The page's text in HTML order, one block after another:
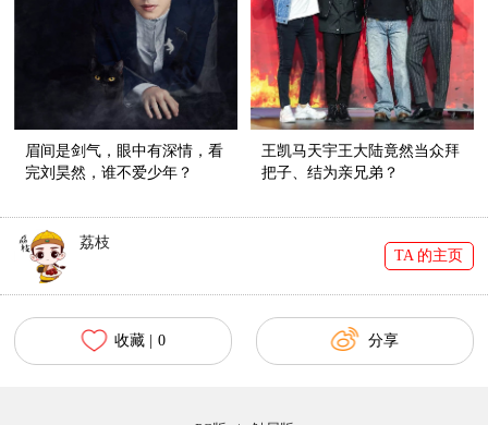
眉间是剑气，眼中有深情，看
完刘昊然，谁不爱少年？
王凯马天宇王大陆竟然当众拜
把子、结为亲兄弟？
荔枝
TA 的主页
收藏 | 0 分享